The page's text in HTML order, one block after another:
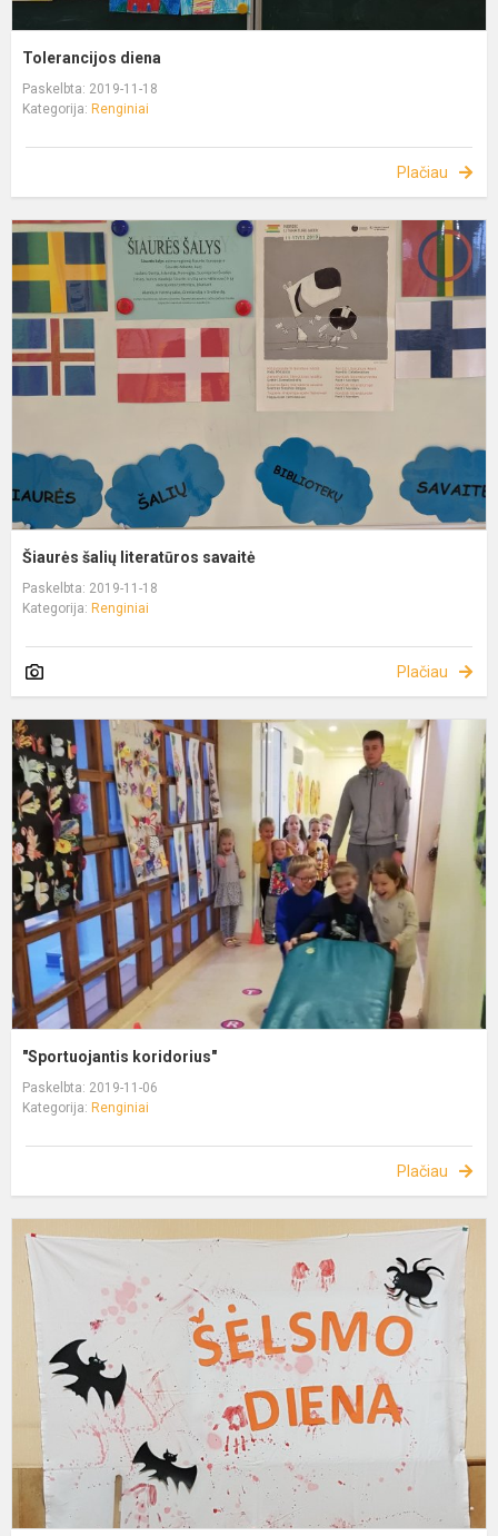
Tolerancijos diena
Paskelbta: 2019-11-18
Kategorija: Renginiai
Plačiau
Šiaurės šalių literatūros savaitė
Paskelbta: 2019-11-18
Kategorija: Renginiai
Plačiau
"Sportuojantis koridorius"
Paskelbta: 2019-11-06
Kategorija: Renginiai
Plačiau